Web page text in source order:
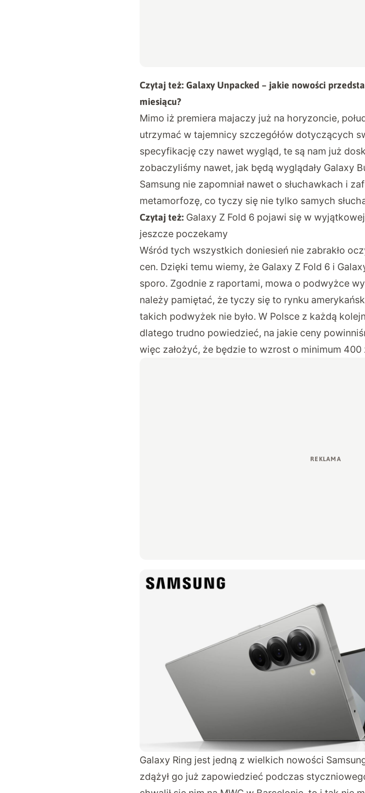
Czytaj też: Galaxy Unpacked – jakie nowości
miesiącu?
Mimo iż premiera majaczy już na horyzoncie,
utrzymać w tajemnicy szczegółów dotyczących
specyfikację czy nawet wygląd, te są nam już
zobaczyliśmy nawet, jak będą wyglądały Galaxy
Samsung nie zapomniał nawet o słuchawkach i
metamorfozę, co tyczy się nie tylko samych
Czytaj też: Galaxy Z Fold 6 pojawi się w
jeszcze poczekamy
Wśród tych wszystkich doniesień nie zabrakło
cen. Dzięki temu wiemy, że Galaxy Z Fold 6 i
sporo. Zgodnie z raportami, mowa o podwyżce
należy pamiętać, że tyczy się to rynku
takich podwyżek nie było. W Polsce z każdą
dlatego trudno powiedzieć, na jakie ceny
więc założyć, że będzie to wzrost o minimum
Galaxy Ring jest jedną z wielkich nowości
zdążył go już zapowiedzieć podczas